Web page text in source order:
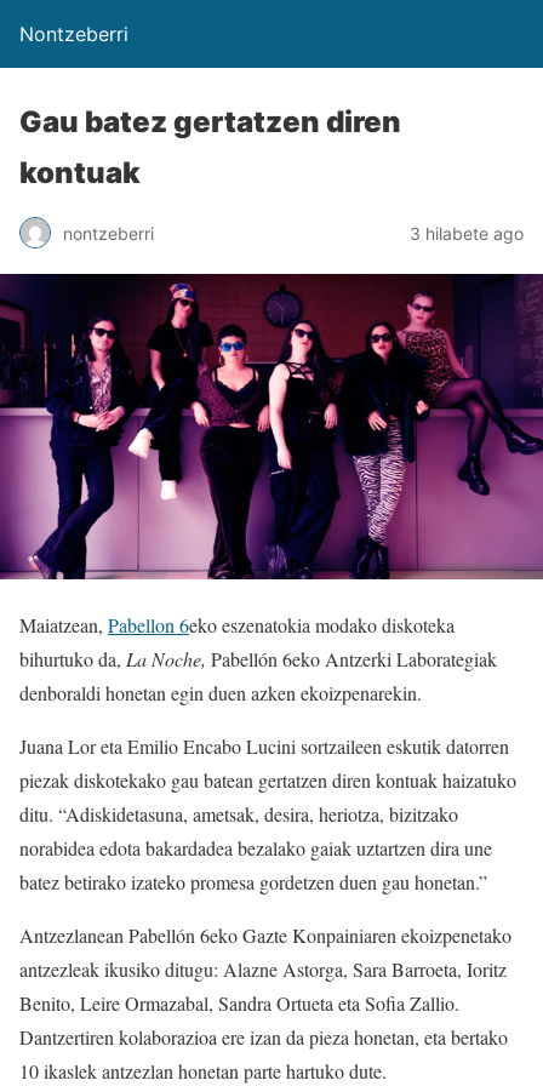
Nontzeberri
Gau batez gertatzen diren
kontuak
nontzeberri 3 hilabete ago
Maiatzean, Pabellon 6eko eszenatokia modako diskoteka
bihurtuko da, La Noche, Pabellón 6eko Antzerki Laborategiak
denboraldi honetan egin duen azken ekoizpenarekin.
Juana Lor eta Emilio Encabo Lucini sortzaileen eskutik datorren
piezak diskotekako gau batean gertatzen diren kontuak haizatuko
ditu. “Adiskidetasuna, ametsak, desira, heriotza, bizitzako
norabidea edota bakardadea bezalako gaiak uztartzen dira une
batez betirako izateko promesa gordetzen duen gau honetan.”
Antzezlanean Pabellón 6eko Gazte Konpainiaren ekoizpenetako
antzezleak ikusiko ditugu: Alazne Astorga, Sara Barroeta, Ioritz
Benito, Leire Ormazabal, Sandra Ortueta eta Sofia Zallio.
Dantzertiren kolaborazioa ere izan da pieza honetan, eta bertako
10 ikaslek antzezlan honetan parte hartuko dute.